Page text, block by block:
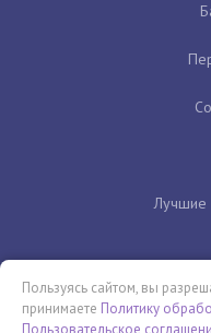
Лучшие
Пользуясь сайтом, вы
принимаете Политику
Пользовательское